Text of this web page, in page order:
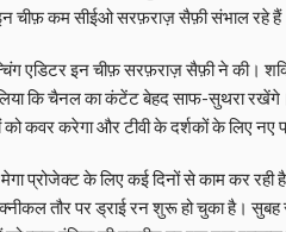
इन चीफ़ कम सीईओ सरफ़राज़ सैफ़ी संभाल रहे
एडिटर इन चीफ़ सरफ़राज़ सैफ़ी ने की।
कि चैनल का कंटेंट बेहद साफ-सुथरा
कवर करेगा और टीवी के दर्शकों के लिए नए
प्रोजेक्ट के लिए कई दिनों से काम कर रही
तौर पर ड्राई रन शुरू हो चुका है।